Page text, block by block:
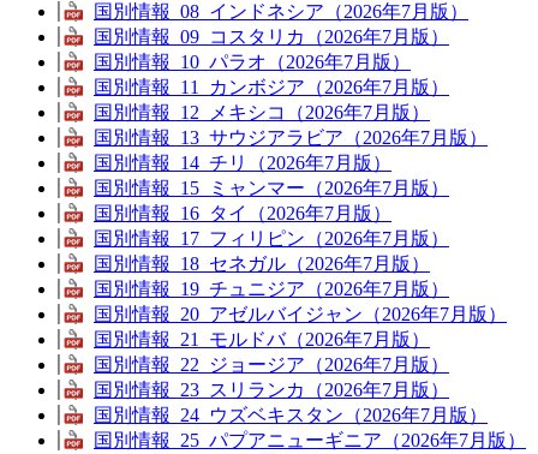
国別情報_08_インドネシア（2026年7月版）
国別情報_09_コスタリカ（2026年7月版）
国別情報_10_パラオ（2026年7月版）
国別情報_11_カンボジア（2026年7月版）
国別情報_12_メキシコ（2026年7月版）
国別情報_13_サウジアラビア（2026年7月版）
国別情報_14_チリ（2026年7月版）
国別情報_15_ミャンマー（2026年7月版）
国別情報_16_タイ（2026年7月版）
国別情報_17_フィリピン（2026年7月版）
国別情報_18_セネガル（2026年7月版）
国別情報_19_チュニジア（2026年7月版）
国別情報_20_アゼルバイジャン（2026年7月版）
国別情報_21_モルドバ（2026年7月版）
国別情報_22_ジョージア（2026年7月版）
国別情報_23_スリランカ（2026年7月版）
国別情報_24_ウズベキスタン（2026年7月版）
国別情報_25_パプアニューギニア（2026年7月版）